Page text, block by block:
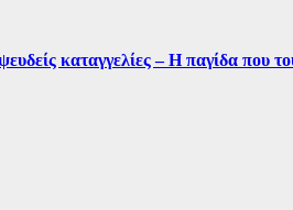
καταγγελίες – Η παγίδα που